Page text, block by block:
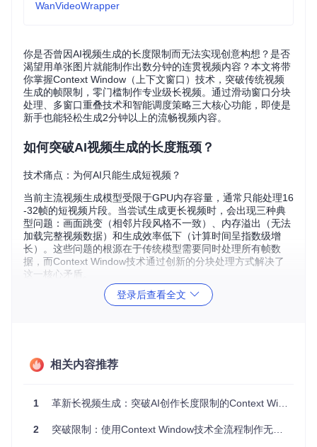
WanVideoWrapper
你是否曾因AI视频生成的长度限制而无法实现创意构想？是否
渴望用单张图片就能制作出数分钟的连贯视频内容？本文将带
你掌握Context Window（上下文窗口）技术，突破传统视频
生成的帧限制，零门槛制作专业级长视频。通过滑动窗口分块
处理、多窗口重叠技术和智能调度策略三大核心功能，即使是
新手也能轻松生成2分钟以上的流畅视频内容。
如何突破AI视频生成的长度瓶颈？
技术痛点：为何AI只能生成短视频？
当前主流视频生成模型受限于GPU内存容量，通常只能处理16
-32帧的短视频片段。当尝试生成更长视频时，会出现三种典
型问题：画面跳变（相邻片段风格不一致）、内存溢出（无法
加载完整视频数据）和生成效率低下（计算时间呈指数级增
长）。这些问题的根源在于传统模型需要同时处理所有帧数
据，而Context Window技术通过创新的分块处理方式解决了
这一核心矛盾。
解决方案：Context Window的工作机制
性。核心实现位于context_windows/context.py文件，通过三
种调度策略适应不同创作需求：
策略类型 适用场景
核心参数
d
频
4
登录后查看全文
相关内容推荐
1 革新长视频生成：突破AI创作长度限制的Context Window技术全解析
2 突破限制：使用Context Window技术全流程制作无限长视频教程